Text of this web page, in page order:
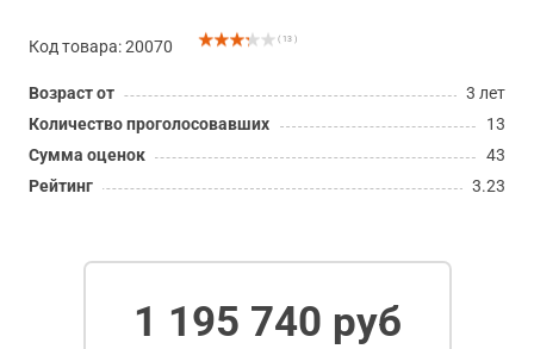
Код товара: 20070 ( 13 )
Возраст от
3 лет
Количество проголосовавших
13
Сумма оценок
43
Рейтинг
3.23
1 195 740 руб